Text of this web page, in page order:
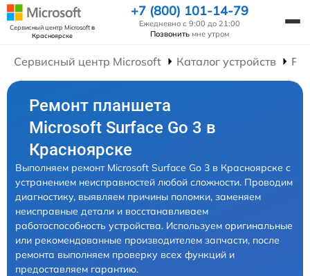
Сервисный центр Microsoftв
Красноярске
+7 (800) 101-14-79
Ежедневно с 9:00 до 21:00
Позвонить мне утром
Сервисный центр Microsoft Каталог устройств
Ремонт планшета
Microsoft Surface Go 3 в
Красноярске
Выполняем ремонт Microsoft Surface Go 3 в Красноярске с
устранением неисправностей любой сложности. Проводим
диагностику, выявляем причины поломки, заменяем
неисправные детали и восстанавливаем
работоспособность устройства. Используем оригинальные
или рекомендованные производителем запчасти, после
ремонта выполняем проверку всех функций и
предоставляем гарантию.